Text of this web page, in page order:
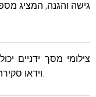
גישה והגנה, המציג
צילומי מסך ידניים
וידאו סקירה (בעבר ניתן היה להחליף רק את הקיימים).